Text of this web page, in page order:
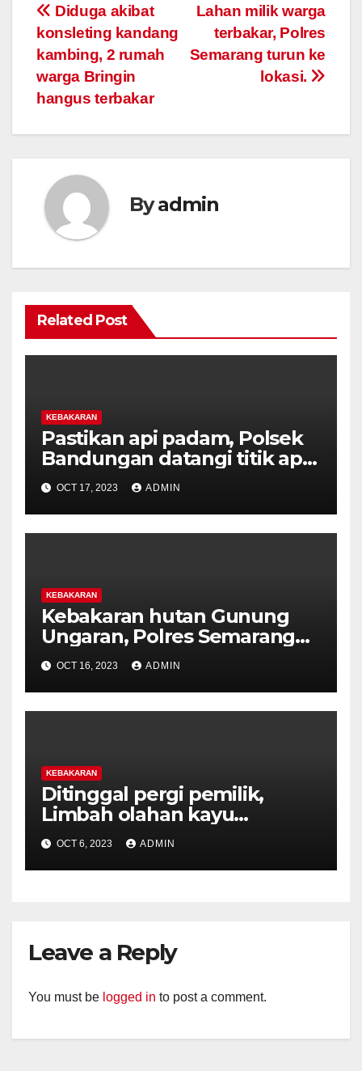
Post
navigation
Lahan milik warga
terbakar, Polres
Semarang turun ke
lokasi.
Diduga akibat
konsleting kandang
kambing, 2 rumah
warga Bringin
hangus terbakar
Byadmin
Related Post
KEBAKARAN
Pastikan api padam, Polsek
Bandungan datangi titik api
kebakaran hutan Gunung
Ungaran
OCT 17, 2023 ADMIN
KEBAKARAN
Kebakaran hutan Gunung
Ungaran, Polres Semarang
tetap monitor
perkembangan.
OCT 16, 2023 ADMIN
KEBAKARAN
Ditinggal pergi pemilik,
Limbah olahan kayu
terbakar.
OCT 6, 2023 ADMIN
Leave a Reply
You must be logged in to post a comment.